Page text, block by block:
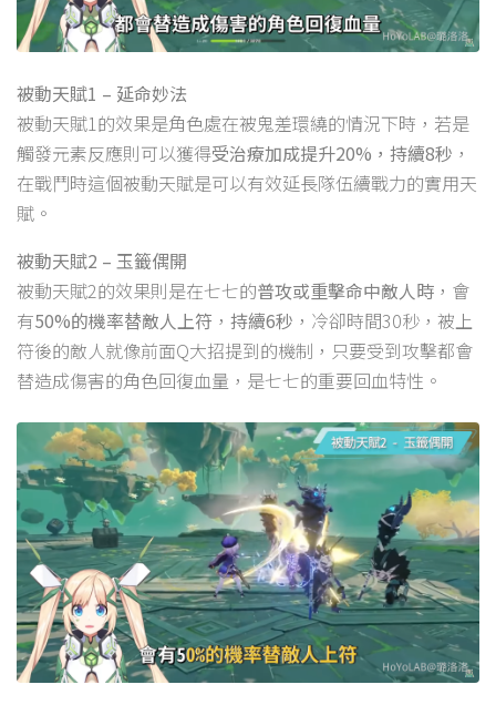
被動天賦1 – 延命妙法
被動天賦1的效果是角色處在被鬼差環繞的情況下時，若是
觸發元素反應則可以獲得受治療加成提升20%，持續8秒 ，
在戰鬥時這個被動天賦是可以有效延長隊伍續戰力的實用天
賦。
被動天賦2 – 玉籤偶開
被動天賦2的效果則是在七七的普攻或重擊命中敵人時 ，會
有50%的機率替敵人上符 ， 持續6秒 ，冷卻時間30秒，被上
符後的敵人就像前面Q大招提到的機制，只要受到攻擊都會
替造成傷害的角色回復血量，是七七的重要回血特性。